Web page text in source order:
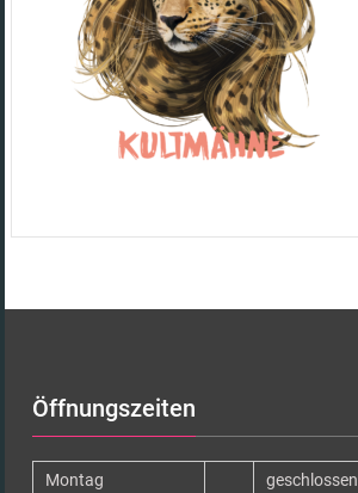
Öffnungszeiten
Montag
geschlossen